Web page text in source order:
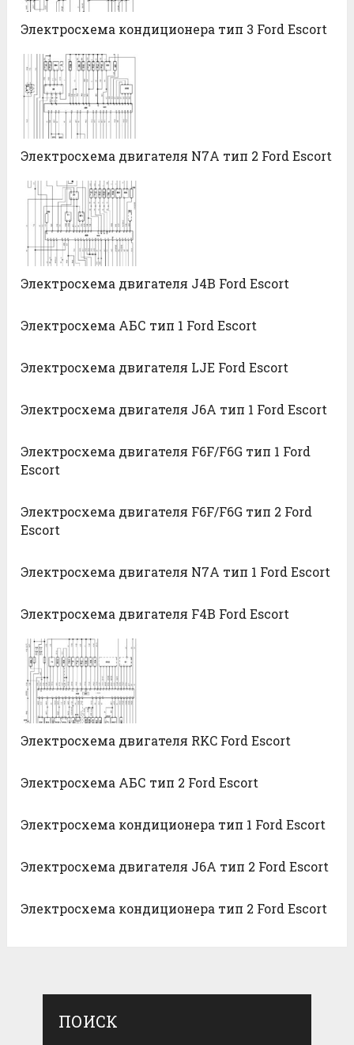
Электросхема кондиционера тип 3 Ford Escort
Электросхема двигателя N7A тип 2 Ford Escort
Электросхема двигателя J4B Ford Escort
Электросхема АБС тип 1 Ford Escort
Электросхема двигателя LJE Ford Escort
Электросхема двигателя J6A тип 1 Ford Escort
Электросхема двигателя F6F/F6G тип 1 Ford
Escort
Электросхема двигателя F6F/F6G тип 2 Ford
Escort
Электросхема двигателя N7A тип 1 Ford Escort
Электросхема двигателя F4B Ford Escort
Электросхема двигателя RKC Ford Escort
Электросхема АБС тип 2 Ford Escort
Электросхема кондиционера тип 1 Ford Escort
Электросхема двигателя J6A тип 2 Ford Escort
Электросхема кондиционера тип 2 Ford Escort
ПОИСК